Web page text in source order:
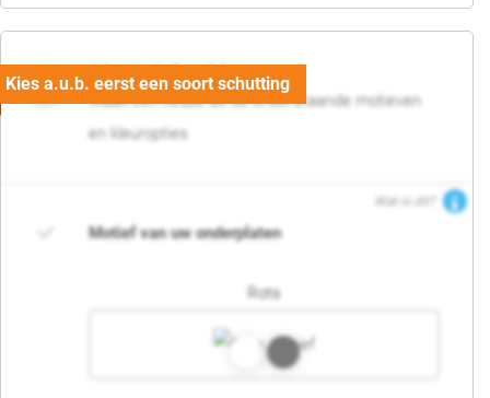
02. Motief en kleur
Maak een keuze uit de onderstaande motieven
en kleuropties
Wat is dit?
Motief van uw onderplaten
Rots